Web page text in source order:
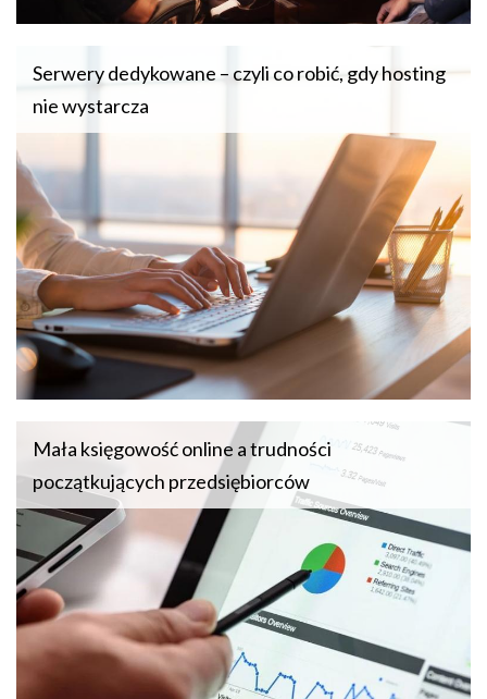
Serwery dedykowane – czyli co robić, gdy hosting
nie wystarcza
Mała księgowość online a trudności
początkujących przedsiębiorców